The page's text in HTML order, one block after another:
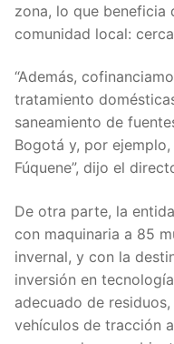
zona, lo que beneficia
comunidad local:
“Además,
tratamiento
saneamiento de
Bogotá y, por
Fúquene”, dijo el
De otra parte, la
con maquinaria a 85
invernal, y con la
inversión en
adecuado de
vehículos de tracción